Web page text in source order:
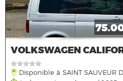
VOLKSWAGEN
Disponible à SAINT SAUVEUR